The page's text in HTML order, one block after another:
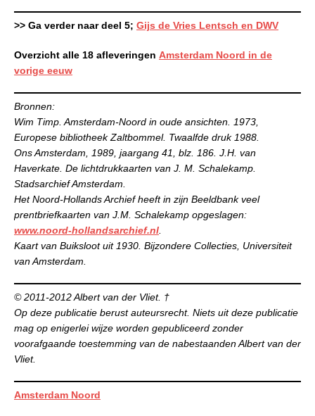
>> Ga verder naar deel 5; Gijs de Vries Lentsch en DWV
Overzicht alle 18 afleveringen Amsterdam Noord in de
vorige eeuw
Bronnen:
Wim Timp. Amsterdam-Noord in oude ansichten. 1973,
Europese bibliotheek Zaltbommel. Twaalfde druk 1988.
Ons Amsterdam, 1989, jaargang 41, blz. 186. J.H. van
Haverkate. De lichtdrukkaarten van J. M. Schalekamp.
Stadsarchief Amsterdam.
Het Noord-Hollands Archief heeft in zijn Beeldbank veel
prentbriefkaarten van J.M. Schalekamp opgeslagen:
www.noord-hollandsarchief.nl
Kaart van Buiksloot uit 1930. Bijzondere Collecties, Universiteit
van Amsterdam.
© 2011-2012 Albert van der Vliet. †
Op deze publicatie berust auteursrecht. Niets uit deze publicatie
mag op enigerlei wijze worden gepubliceerd zonder
voorafgaande toestemming van de nabestaanden Albert van der
Vliet.
Amsterdam Noord